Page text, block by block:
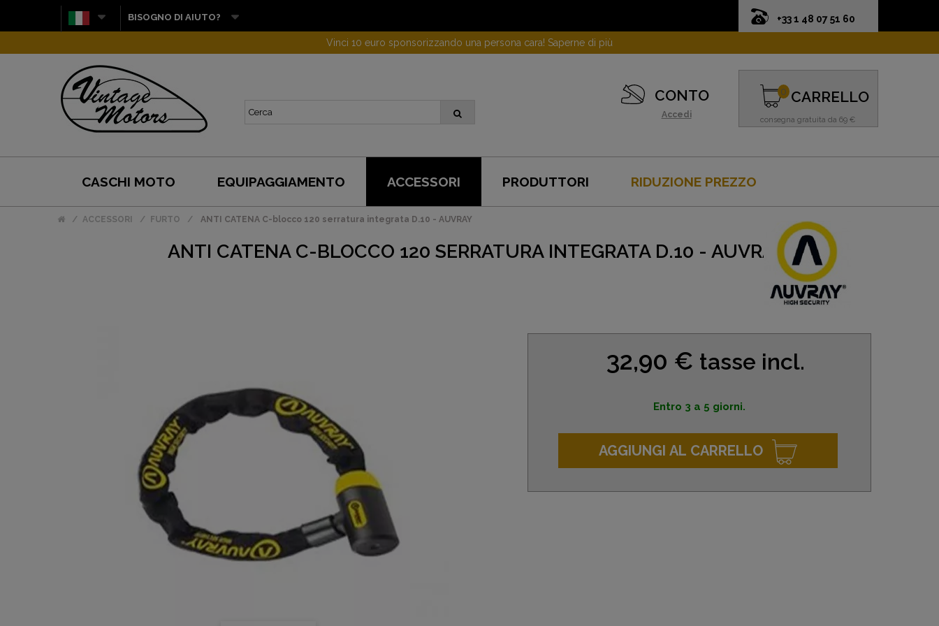
+33 1 48 07 51 60
BISOGNO DI AIUTO?
Vinci 10 euro sponsorizzando una persona cara! Saperne di più
CONTO
Accedi
CARRELLO
consegna gratuita da 69 €
0
CASCHI MOTO EQUIPAGGIAMENTO ACCESSORI PRODUTTORI RIDUZIONE PREZZO
ACCESSORI FURTO ANTI CATENA C-blocco 120 serratura integrata D.10 - AUVRAY
ANTI CATENA C-BLOCCO 120 SERRATURA INTEGRATA D.10 - AUVRAY
32,90 € tasse incl.
Entro 3 a 5 giorni.
AGGIUNGI AL CARRELLO